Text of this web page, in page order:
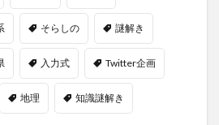
そらしの 謎解き
入力式 Twitter企画
地理 知識謎解き